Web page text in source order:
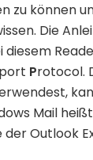
zu können
Die
Protocol.
Mail
Outlook